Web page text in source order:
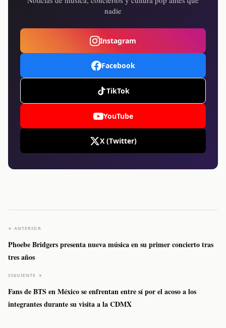
nadie
Instagram
Facebook
TikTok
YouTube
X (Twitter)
← ANTERIOR
Phoebe Bridgers presenta nueva música en su primer concierto tras
tres años
SIGUIENTE →
Fans de BTS en México se enfrentan entre sí por el acoso a los
integrantes durante su visita a la CDMX